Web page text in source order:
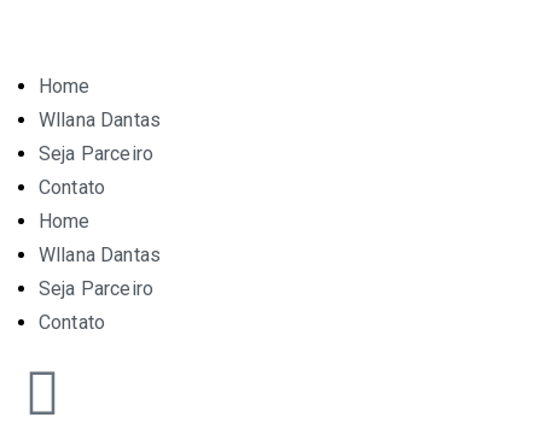
Home
Wllana Dantas
Seja Parceiro
Contato
Home
Wllana Dantas
Seja Parceiro
Contato